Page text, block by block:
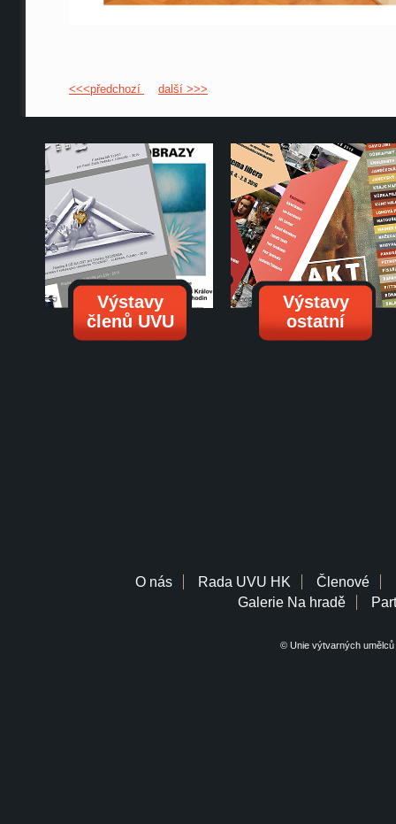
<<<předchozí další >>>
Výstavy
členů UVU
Výstavy
ostatní
O nás Rada UVU HK Členové
Galerie Na hradě
© Unie výtvarných